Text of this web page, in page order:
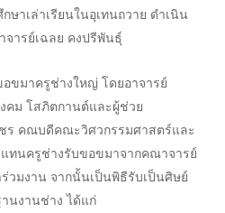
าเล่าเรียนในอุเทนถวาย ดำเนิน
จารย์เฉลย คงปรีพันธุ์
ขมาครูช่างใหญ่ โดยอาจารย์
คม โสภิตกานต์และผู้ช่วย
ร คณบดีคณะวิศวกรรมศาสตร์และ
ทนครูช่างรับขอขมาจากคณาจารย์
วมงาน จากนั้นเป็นพิธีรับเป็นศิษย์
นงานช่าง ได้แก่